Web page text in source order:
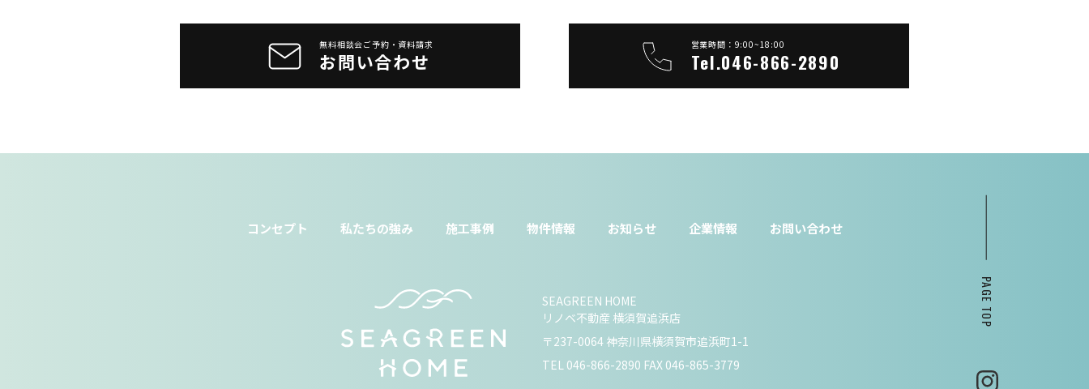
無料相談会ご予約・資料請求
お問い合わせ
営業時間：9:00~18:00
Tel.046-866-2890
PAGE TOP
コンセプト 私たちの強み 施工事例 物件情報 お知らせ 企業情報 お問い合わせ
SEAGREEN HOME
リノベ不動産 横須賀追浜店
〒237-0064 神奈川県横須賀市追浜町1-1
TEL 046-866-2890 FAX 046-865-3779